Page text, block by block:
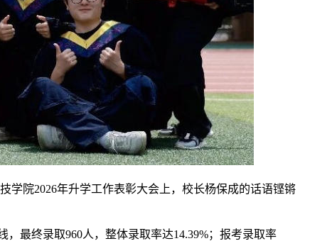
学院2026年升学工作表彰大会上，校长杨保成的话语铿锵
最终录取960人，整体录取率达14.39%；报考录取率